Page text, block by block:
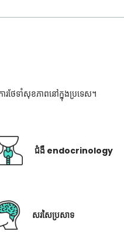
រថែទាំសុខភាពនៅក្នុងប្រទេស។
ជំងឺ endocrinology
សរសៃប្រសាទ